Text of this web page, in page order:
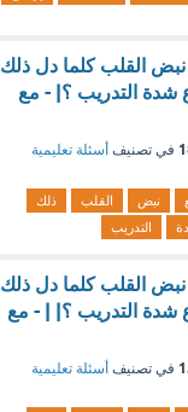
نبض القلب كلما دل ذلك
شدة التدريب ؟| - مع
في تصنيف أسئلة تعليمية
نبض القلب
ذلك
التدريب
نبض القلب كلما دل ذلك
شدة التدريب ؟| | - مع
في تصنيف أسئلة تعليمية